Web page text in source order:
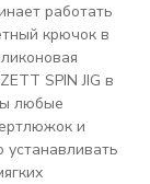
работать
крючок в
SPIN JIG в
любые
и
устанавливать